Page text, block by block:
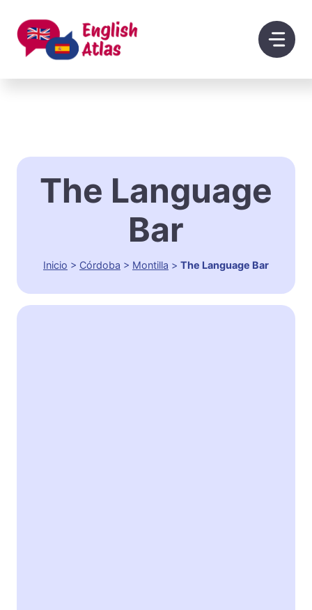
contenido
The Language
Bar
Inicio > Córdoba > Montilla > The Language Bar